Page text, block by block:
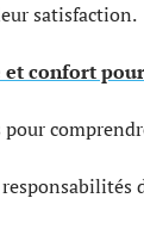
satisfaction.
confort